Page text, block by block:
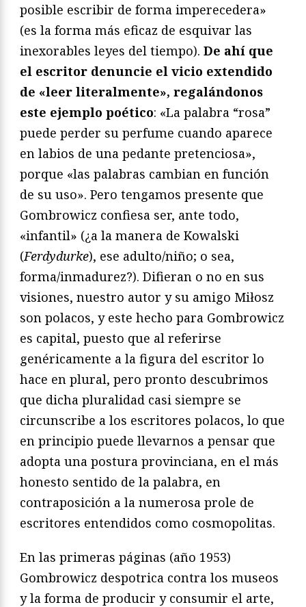
posible escribir de forma imperecedera»
(es la forma más eficaz de esquivar las
inexorables leyes del tiempo). De ahí que
el escritor denuncie el vicio extendido
de «leer literalmente», regalándonos
este ejemplo poético: «La palabra “rosa”
puede perder su perfume cuando aparece
en labios de una pedante pretenciosa»,
porque «las palabras cambian en función
de su uso». Pero tengamos presente que
Gombrowicz confiesa ser, ante todo,
«infantil» (¿a la manera de Kowalski
(Ferdydurke), ese adulto/niño; o sea,
forma/inmadurez?). Difieran o no en sus
visiones, nuestro autor y su amigo Miłosz
son polacos, y este hecho para Gombrowicz
es capital, puesto que al referirse
genéricamente a la figura del escritor lo
hace en plural, pero pronto descubrimos
que dicha pluralidad casi siempre se
circunscribe a los escritores polacos, lo que
en principio puede llevarnos a pensar que
adopta una postura provinciana, en el más
honesto sentido de la palabra, en
contraposición a la numerosa prole de
escritores entendidos como cosmopolitas.
En las primeras páginas (año 1953)
Gombrowicz despotrica contra los museos
y la forma de producir y consumir el arte,